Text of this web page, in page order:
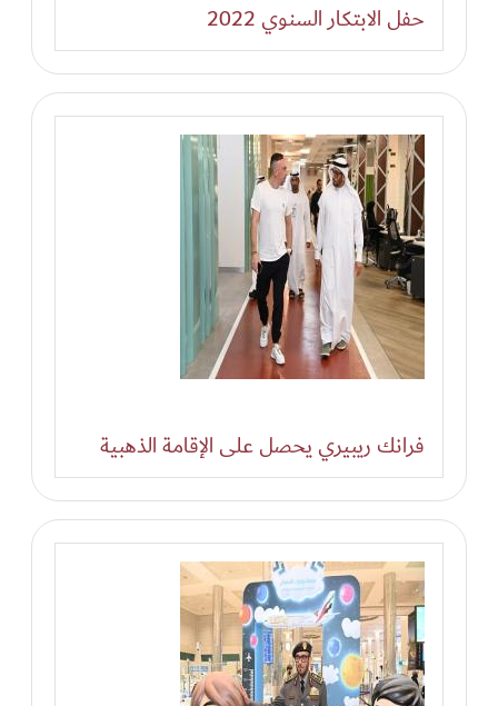
حفل الابتكار السنوي 2022
فرانك ريبيري يحصل على الإقامة الذهبية